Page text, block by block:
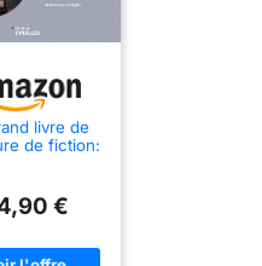
livre de
de fiction:
pour
un roman,
€